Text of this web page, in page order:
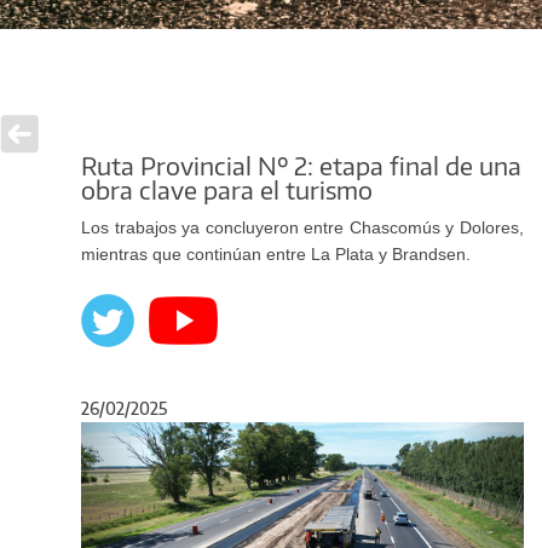
Ruta Provincial Nº 2: etapa final de una
obra clave para el turismo
Los trabajos ya concluyeron entre Chascomús y Dolores,
mientras que continúan entre La Plata y Brandsen.
26/02/2025
Anterior